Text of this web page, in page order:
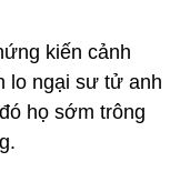
kiến cảnh
lo ngại sư tử anh
họ sớm trông